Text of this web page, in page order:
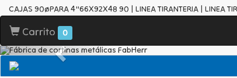
CAJAS 90øPARA 4"66X92X48 90 | LINEA TIRANTERIA | LINEA
Carrito 0